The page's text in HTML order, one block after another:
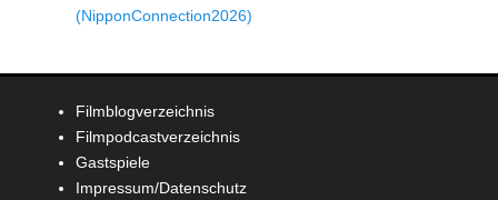
(NipponConnection2026)
Filmblogverzeichnis
Filmpodcastverzeichnis
Gastspiele
Impressum/Datenschutz